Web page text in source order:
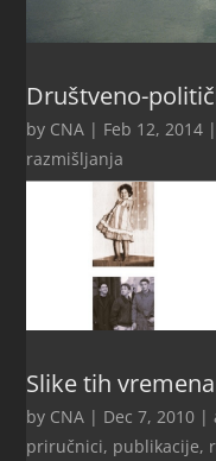
Društveno-
by CNA | Feb 12, 2014 |
razmišljanja
Slike tih vremena
by CNA | Dec 7, 2010 |
priručnici, publikacije,